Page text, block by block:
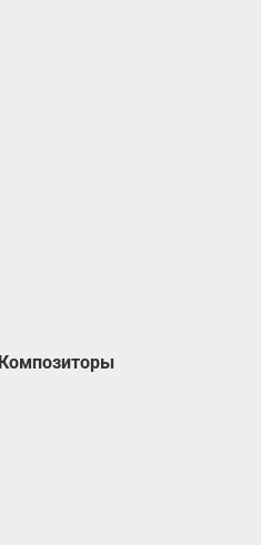
Композиторы